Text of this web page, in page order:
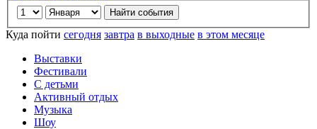
Куда пойти сегодня завтра в выходные в этом месяце
Выставки
Фестивали
С детьми
Активный отдых
Музыка
Шоу